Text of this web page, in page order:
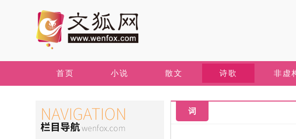
首页 小说 散文 诗歌 非虚
词